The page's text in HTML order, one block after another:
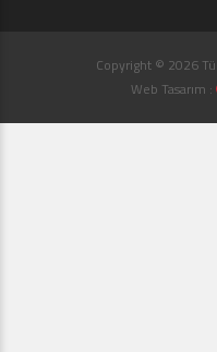
Copyright © 2026
Web Tasarım :